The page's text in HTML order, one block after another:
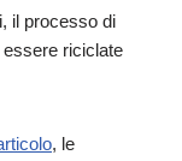
il processo di
essere riciclate
, le